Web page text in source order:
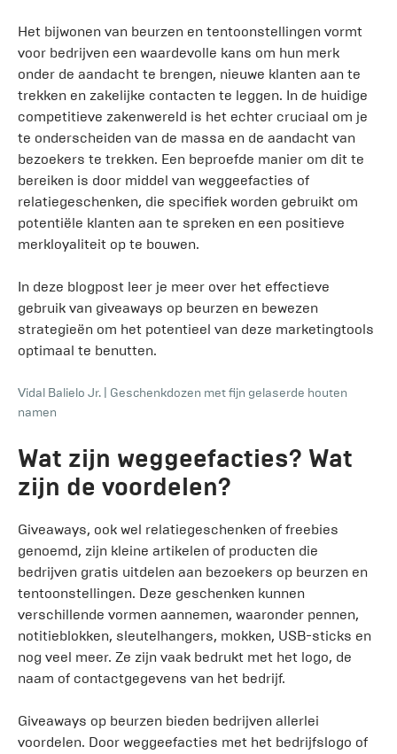
Het bijwonen van beurzen en tentoonstellingen vormt
voor bedrijven een waardevolle kans om hun merk
onder de aandacht te brengen, nieuwe klanten aan te
trekken en zakelijke contacten te leggen. In de huidige
competitieve zakenwereld is het echter cruciaal om je
te onderscheiden van de massa en de aandacht van
bezoekers te trekken. Een beproefde manier om dit te
bereiken is door middel van weggeefacties of
relatiegeschenken, die specifiek worden gebruikt om
potentiële klanten aan te spreken en een positieve
merkloyaliteit op te bouwen.
In deze blogpost leer je meer over het effectieve
gebruik van giveaways op beurzen en bewezen
strategieën om het potentieel van deze marketingtools
optimaal te benutten.
Vidal Balielo Jr.
Geschenkdozen met fijn gelaserde houten
namen
Wat zijn weggeefacties? Wat
zijn de voordelen?
Giveaways, ook wel relatiegeschenken of freebies
genoemd, zijn kleine artikelen of producten die
bedrijven gratis uitdelen aan bezoekers op beurzen en
tentoonstellingen. Deze geschenken kunnen
verschillende vormen aannemen, waaronder pennen,
notitieblokken, sleutelhangers, mokken, USB-sticks en
nog veel meer. Ze zijn vaak bedrukt met het logo, de
naam of contactgegevens van het bedrijf.
Giveaways op beurzen bieden bedrijven allerlei
voordelen. Door weggeefacties met het bedrijfslogo of